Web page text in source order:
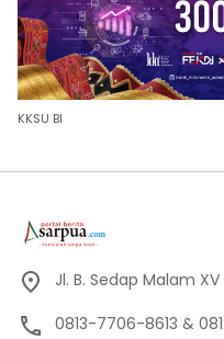
KKSU BI
Jl. B. Sedap Malam
0813-7706-8613 &